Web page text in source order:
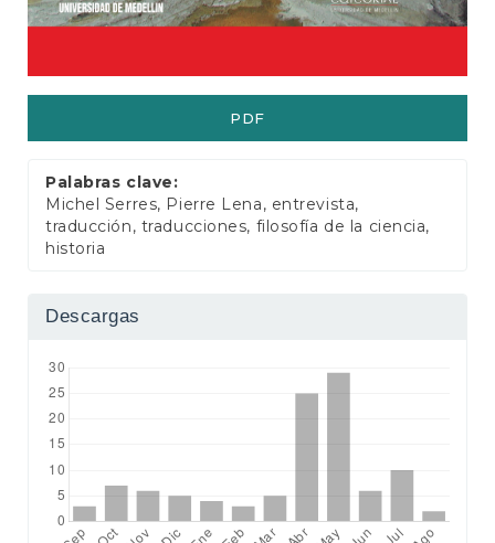
e
l
PDF
Palabras clave:
Michel Serres, Pierre Lena, entrevista,
traducción, traducciones, filosofía de la ciencia,
historia
Descargas